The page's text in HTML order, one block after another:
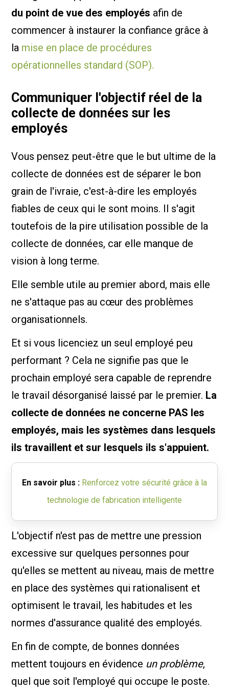
du point de vue des employés afin de
commencer à instaurer la confiance grâce à
la mise en place de procédures
opérationnelles standard (SOP).
Communiquer l'objectif réel de la
collecte de données sur les
employés
Vous pensez peut-être que le but ultime de la
collecte de données est de séparer le bon
grain de l'ivraie, c'est-à-dire les employés
fiables de ceux qui le sont moins. Il s'agit
toutefois de la pire utilisation possible de la
collecte de données, car elle manque de
vision à long terme.
Elle semble utile au premier abord, mais elle
ne s'attaque pas au cœur des problèmes
organisationnels.
Et si vous licenciez un seul employé peu
performant ? Cela ne signifie pas que le
prochain employé sera capable de reprendre
le travail désorganisé laissé par le premier. La
collecte de données ne concerne PAS les
employés, mais les systèmes dans lesquels
ils travaillent et sur lesquels ils s'appuient.
En savoir plus : Renforcez votre sécurité grâce à la
technologie de fabrication intelligente
L'objectif n'est pas de mettre une pression
excessive sur quelques personnes pour
qu'elles se mettent au niveau, mais de mettre
en place des systèmes qui rationalisent et
optimisent le travail, les habitudes et les
normes d'assurance qualité des employés.
En fin de compte, de bonnes données
mettent toujours en évidence un problème,
quel que soit l'employé qui occupe le poste.